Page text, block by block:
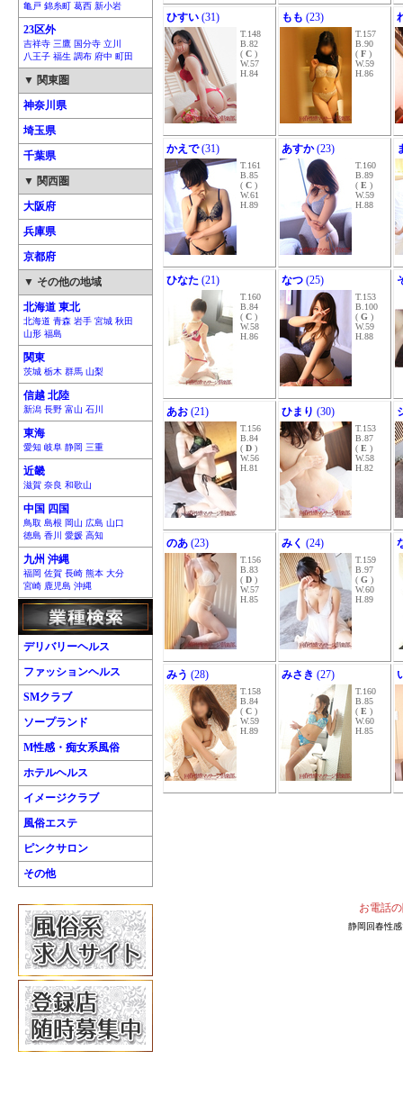
亀戸 錦糸町 葛西 新小岩
23区外
吉祥寺 三鷹 国分寺 立川
八王子 福生 調布 府中 町田
▼ 関東圏
神奈川県
埼玉県
千葉県
▼ 関西圏
大阪府
兵庫県
京都府
▼ その他の地域
北海道 東北
北海道 青森 岩手 宮城 秋田
山形 福島
関東
茨城 栃木 群馬 山梨
信越 北陸
新潟 長野 富山 石川
東海
愛知 岐阜 静岡 三重
近畿
滋賀 奈良 和歌山
中国 四国
鳥取 島根 岡山 広島 山口
徳島 香川 愛媛 高知
九州 沖縄
福岡 佐賀 長崎 熊本 大分
宮崎 鹿児島 沖縄
デリバリーヘルス
ファッションヘルス
SMクラブ
ソープランド
M性感・痴女系風俗
ホテルヘルス
イメージクラブ
風俗エステ
ピンクサロン
その他
ひすい (31)
T.148
B.82
( C )
W.57
H.84
もも (23)
T.157
B.90
( F )
W.59
H.86
かえで(31)
T.161
B.85
( C )
W.61
H.89
あすか(23)
T.160
B.89
( E )
W.59
H.88
ひなた (21)
T.160
B.84
( C )
W.58
H.86
なつ (25)
T.153
B.100
( G )
W.59
H.88
あお (21)
T.156
B.84
( D )
W.56
H.81
ひまり (30)
T.153
B.87
( E )
W.58
H.82
のあ (23)
T.156
B.83
( D )
W.57
H.85
みく (24)
T.159
B.97
( G )
W.60
H.89
みう (28)
T.158
B.84
( C )
W.59
H.89
みさき (27)
T.160
B.85
( E )
W.60
H.85
お電話
静岡回春性